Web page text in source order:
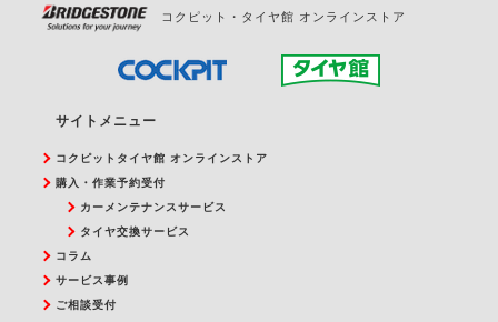
コクピット・タイヤ館 オンラインストア
サイトメニュー
コクピットタイヤ館 オンラインストア
購入・作業予約受付
カーメンテナンスサービス
タイヤ交換サービス
コラム
サービス事例
ご相談受付